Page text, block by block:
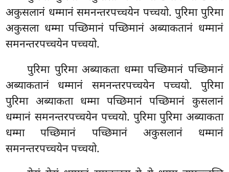
अकुसलानं धम्मानं समनन्तरपच्चयेन पच्चयो. पुरिमा पुरिमा
अकुसला धम्मा पच्छिमानं पच्छिमानं अब्याकतानं धम्मानं
समनन्तरपच्चयेन पच्चयो.
पुरिमा पुरिमा अब्याकता धम्मा पच्छिमानं पच्छिमानं
अब्याकतानं धम्मानं समनन्तरपच्चयेन पच्चयो. पुरिमा
पुरिमा अब्याकता धम्मा पच्छिमानं पच्छिमानं कुसलानं
धम्मानं समनन्तरपच्चयेन पच्चयो. पुरिमा पुरिमा अब्याकता
धम्मा पच्छिमानं पच्छिमानं अकुसलानं धम्मानं
समनन्तरपच्चयेन पच्चयो.